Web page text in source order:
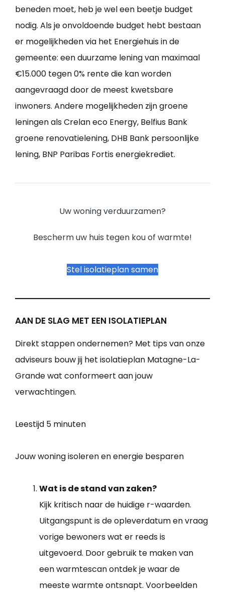
beneden moet, heb je wel een beetje budget
nodig. Als je onvoldoende budget hebt bestaan
er mogelijkheden via het Energiehuis in de
gemeente: een duurzame lening van maximaal
€15.000 tegen 0% rente die kan worden
aangevraagd door de meest kwetsbare
inwoners. Andere mogelijkheden zijn groene
leningen als Crelan eco Energy, Belfius Bank
groene renovatielening, DHB Bank persoonlijke
lening, BNP Paribas Fortis energiekrediet.
Uw woning verduurzamen?
Bescherm uw huis tegen kou of warmte!
Stel isolatieplan samen
AAN DE SLAG MET EEN ISOLATIEPLAN
Direkt stappen ondernemen? Met tips van onze
adviseurs bouw jij het isolatieplan Matagne-La-
Grande wat conformeert aan jouw
verwachtingen.
Leestijd 5 minuten
Jouw woning isoleren en energie besparen
Wat is de stand van zaken?
Kijk kritisch naar de huidige r-waarden.
Uitgangspunt is de opleverdatum en vraag
vorige bewoners wat er reeds is
uitgevoerd. Door gebruik te maken van
een warmtescan ontdek je waar de
meeste warmte ontsnapt. Voorbeelden